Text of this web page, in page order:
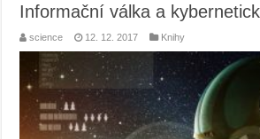
Informační válka a
science 12. 12. 2017 Knihy